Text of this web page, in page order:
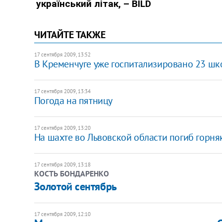
ЧИТАЙТЕ ТАКЖЕ
17 сентября 2009, 13:52
В Кременчуге уже госпитализировано 23
17 сентября 2009, 13:34
Погода на пятницу
17 сентября 2009, 13:20
На шахте во Львовской области погиб
17 сентября 2009, 13:18
КОСТЬ БОНДАРЕНКО
Золотой сентябрь
17 сентября 2009, 12:10